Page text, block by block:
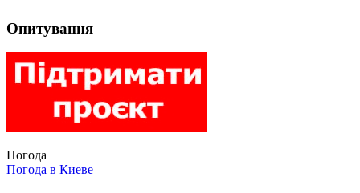
Опитування
Погода
Погода в Киеве